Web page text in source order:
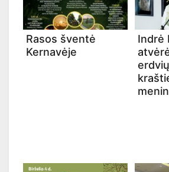
Rasos šventė
Kernavėje
Indrė